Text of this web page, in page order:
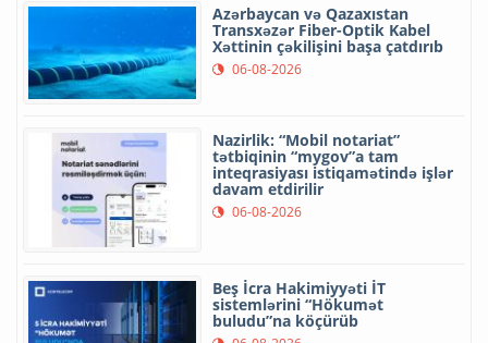
Azərbaycan və Qazaxıstan
Transxəzər Fiber-Optik Kabel
Xəttinin çəkilişini başa çatdırıb
06-08-2026
Nazirlik: “Mobil notariat”
tətbiqinin “mygov”a tam
inteqrasiyası istiqamətində işlər
davam etdirilir
06-08-2026
Beş İcra Hakimiyyəti İT
sistemlərini “Hökumət
buludu”na köçürüb